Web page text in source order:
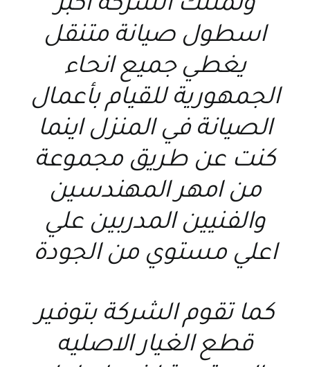
وتمتلك الشركة اكبر
اسطول صيانة متنقل
يغطي جميع انحاء
الجمهورية للقيام بأعمال
الصيانة في المنزل اينما
كنت عن طريق مجموعة
من امهر المهندسين
والفنيين المدربين علي
اعلي مستوي من الجودة
كما تقوم الشركة بتوفير
قطع الغيار الاصليه